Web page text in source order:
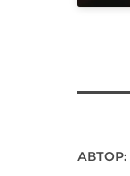
АВТОР: